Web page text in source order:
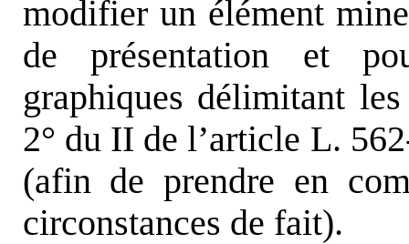
modifier un élément
de présentation et
graphiques délimitant
2° du II de l’article L.
(afin de prendre en
circonstances de fait).